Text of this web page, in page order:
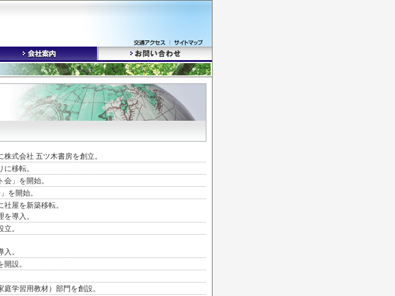
式会社 五ツ木書房を創立。
移転。
会」を開始。
を開始。
屋を新築移転。
導入。
。
。
開設。
学習用教材）部門を創設。